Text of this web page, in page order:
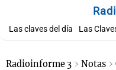
Las claves del día Las
Radioinforme 3 Notas